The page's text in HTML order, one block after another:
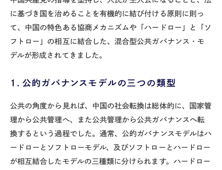
に基づき国を治めることを有機的に結び付ける原則に則っ
て、中国の特色ある協商メカニズムや「ハードロー」と「ソ
フトロー」の相互に結合した、混合型公共ガバナンス・モ
デルが形成されてきました。
１．公的ガバナンスモデルの三つの類型
公共の角度から見れば、中国の社会転換は総体的に、国家管
理から公共管理へ、また公共管理から公共ガバナンスへ転
換するという過程でした。通常、公的ガバナンスモデルはハ
ードローとソフトローモデル、及びソフトローとハードロー
が相互結合したモデルの三種類に分けられます。ハードロー